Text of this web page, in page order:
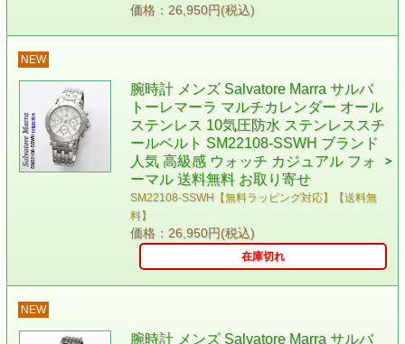
価格：26,950円(税込)
NEW
腕時計 メンズ Salvatore Marra サルバ
トーレマーラ マルチカレンダー オール
ステンレス 10気圧防水 ステンレススチ
ールベルト SM22108-SSWH ブランド
人気 高級感 ウォッチ カジュアル フォ
ーマル 送料無料 お取り寄せ
SM22108-SSWH【無料ラッピング対応】【送料無
料】
価格：26,950円(税込)
在庫切れ
NEW
腕時計 メンズ Salvatore Marra サルバ